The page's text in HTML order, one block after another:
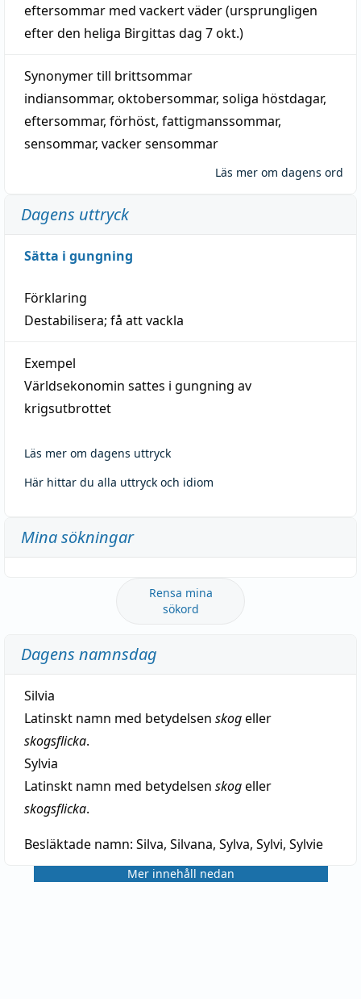
eftersommar med vackertväder(ursprungligen
efter den heliga Birgittas dag 7 okt.)
Synonymer till brittsommar
indiansommar, oktobersommar, soliga höstdagar,
eftersommar, förhöst, fattigmanssommar,
sensommar, vacker sensommar
Läs mer om dagens ord
Dagens uttryck
Sätta i gungning
Förklaring
Destabilisera; få att vackla
Exempel
Världsekonomin sattes i gungning av
krigsutbrottet
Läs mer om dagens uttryck
Här hittar du alla uttryck och idiom
Mina sökningar
Rensa mina
sökord
Dagens namnsdag
Silvia
Latinskt namn med betydelsen skogeller
skogsflicka.
Sylvia
Latinskt namn med betydelsen skogeller
skogsflicka.
Besläktade namn: Silva, Silvana, Sylva, Sylvi, Sylvie
Mer innehåll nedan